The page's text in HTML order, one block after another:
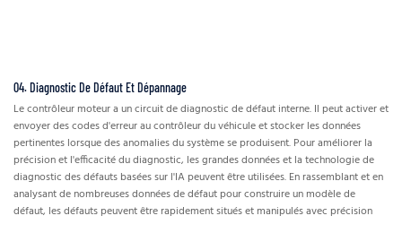
04. Diagnostic De Défaut Et Dépannage
Le contrôleur moteur a un circuit de diagnostic de défaut interne. Il peut activer et
envoyer des codes d'erreur au contrôleur du véhicule et stocker les données
pertinentes lorsque des anomalies du système se produisent. Pour améliorer la
précision et l'efficacité du diagnostic, les grandes données et la technologie de
diagnostic des défauts basées sur l'IA peuvent être utilisées. En rassemblant et en
analysant de nombreuses données de défaut pour construire un modèle de
défaut, les défauts peuvent être rapidement situés et manipulés avec précision